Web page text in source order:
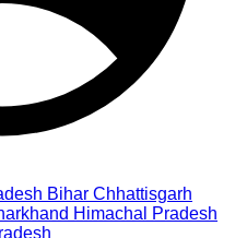
Bihar Chhattisgarh
Himachal Pradesh